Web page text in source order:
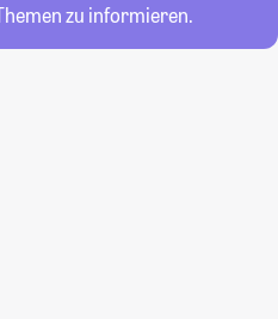
zu informieren.